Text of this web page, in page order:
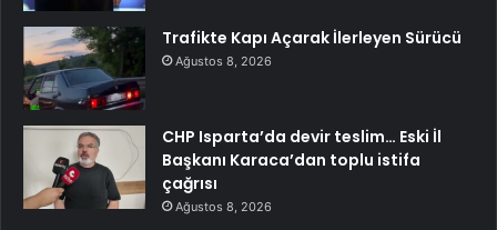
Trafikte Kapı Açarak İlerleyen Sürücü
Ağustos 8, 2026
CHP Isparta’da devir teslim… Eski İl
Başkanı Karaca’dan toplu istifa
çağrısı
Ağustos 8, 2026